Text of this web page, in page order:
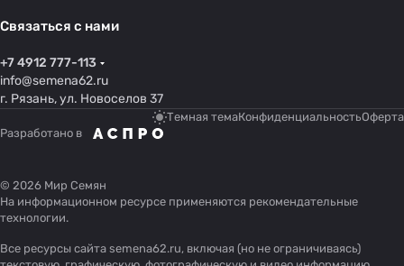
Связаться с нами
+7 4912 777-113
info@semena62.ru
г. Рязань, ул. Новоселов 37
Темная темаКонфиденциальностьОферта
Разработано в
© 2026 Мир Семян
На информационном ресурсе применяются рекомендательные
технологии.
Все ресурсы сайта semena62.ru, включая (но не ограничиваясь)